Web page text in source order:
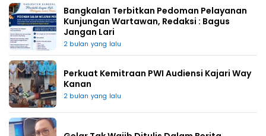
Bangkalan Terbitkan Pedoman Pelayanan
Kunjungan Wartawan, Redaksi : Bagus
Jangan Lari
2 bulan yang lalu
Perkuat Kemitraan PWI Audiensi Kajari Way
Kanan
2 bulan yang lalu